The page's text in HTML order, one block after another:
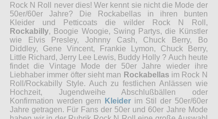
Rock N Roll never dies! Wer kennt sie nicht die Mode der
50er/60er Jahre? Die Rockabellas in ihren bunten
Kleider und Petticoats die wilder Rock N Roll,
Rockabilly, Boogie Woogie, Swing Partys, die Künstler
wie Elvis Presley, Johnny Cash, Chuck Berry, Bo
Diddley, Gene Vincent, Frankie Lymon, Chuck Berry,
Little Richard, Jerry Lee Lewis, Buddy Holly ? Auch heute
findet die Vintage Mode der 50er Jahre wieder ihre
Liebhaber immer öfter sieht man Rockabellas im Rock N
Roll/Rockabilly Style. Auch zu festlichen Anlässen wie
Hochzeit, Jugendweihe Abschlußbällen oder
Konfirmation werden gern
Kleiderim Stil der 50er/60er
Jahre getragen. Für Fans der 50er und 60er Jahre Mode